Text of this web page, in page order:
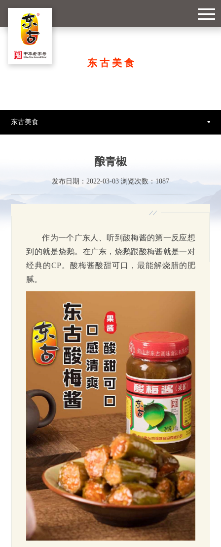
东古美食
东古美食
酿青椒
发布日期：2022-03-03 浏览次数： 1087
作为一个广东人、听到酸梅酱的第一反应想
到的就是烧鹅。在广东，烧鹅跟酸梅酱就是一对
经典的CP。酸梅酱酸甜可口，最能解烧腊的肥
腻。